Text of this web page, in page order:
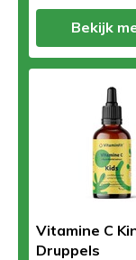
Bekijk
Vitamine C
Druppels